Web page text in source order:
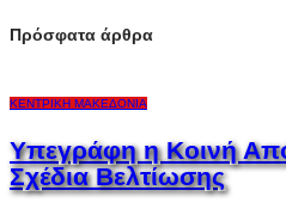
Πρόσφατα άρθρα
ΚΕΝΤΡΙΚΉ ΜΑΚΕΔΟΝΊΑ
Υπεγράφη η Κοινή
Σχέδια Βελτίωσης